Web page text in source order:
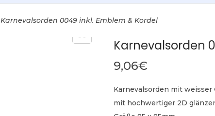
Karnevalsorden 0049 inkl. Emblem & Kordel
Karnevalsorden
9,06€
Karnevalsorden mit
mit hochwertiger 2D